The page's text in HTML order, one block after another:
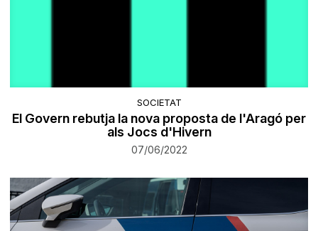
SOCIETAT
El Govern rebutja la nova proposta de l'Aragó per
als Jocs d'Hivern
07/06/2022